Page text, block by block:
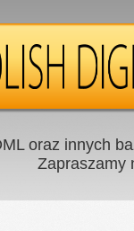
oraz innych
Zapraszamy